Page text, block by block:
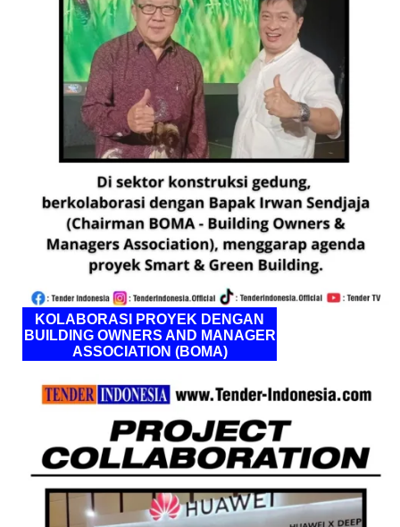
KOLABORASI PROYEK DENGAN
BUILDING OWNERS AND MANAGER
ASSOCIATION (BOMA)